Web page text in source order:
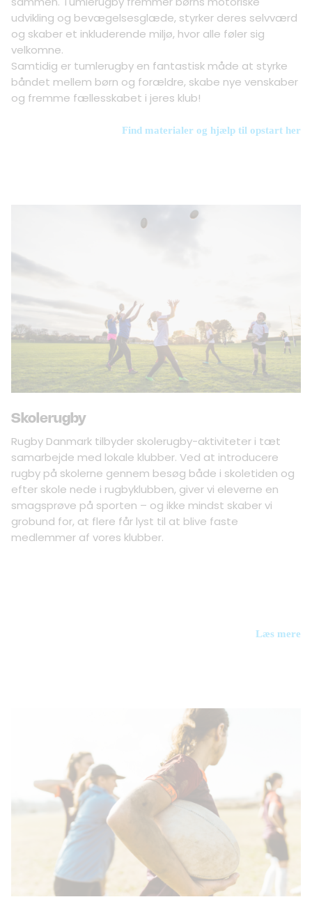
udvikling og bevægelsesglæde, styrker deres selvværd
og skaber et inkluderende miljø, hvor alle føler sig
velkomne.
Samtidig er tumlerugby en fantastisk måde at styrke
båndet mellem børn og forældre, skabe nye venskaber
og fremme fællesskabet i jeres klub!
Find materialer og hjælp til opstart her
Skolerugby
Rugby Danmark tilbyder skolerugby-aktiviteter i tæt
samarbejde med lokale klubber. Ved at introducere
rugby på skolerne gennem besøg både i skoletiden og
efter skole nede i rugbyklubben, giver vi eleverne en
smagsprøve på sporten – og ikke mindst skaber vi
grobund for, at flere får lyst til at blive faste
medlemmer af vores klubber.
Læs mere